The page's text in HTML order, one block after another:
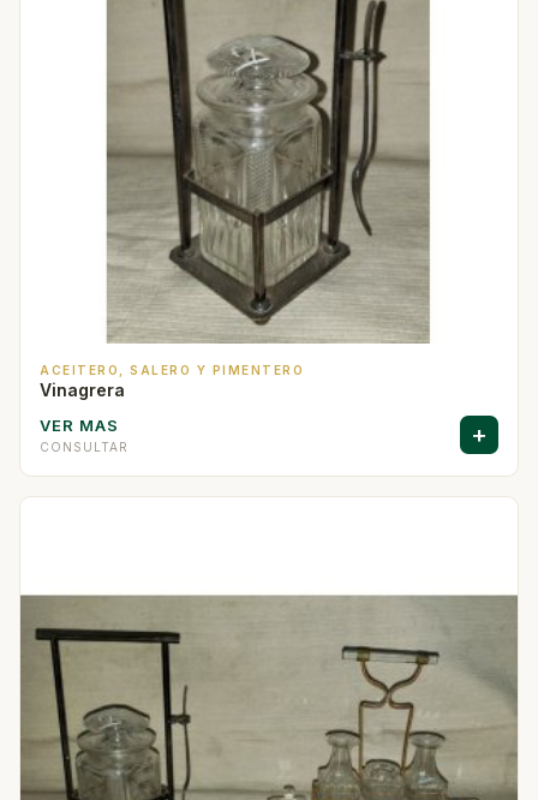
ACEITERO, SALERO Y PIMENTERO
Vinagrera
VER MAS
CONSULTAR +